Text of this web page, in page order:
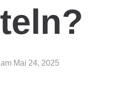
Mai 24, 2025